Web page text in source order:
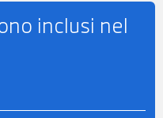
- VERNICE
-
POSSIBILITA' DI
DI LEASING O
inclusi nel